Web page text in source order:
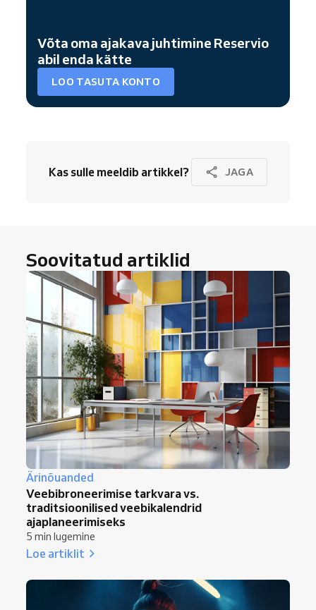
Võta oma ajakava juhtimine Reservio
abil enda kätte
LOO TASUTA KONTO
Kas sulle meeldib artikkel? JAGA
Soovitatud artiklid
Ärinõuanded
Veebibroneerimise tarkvara vs.
traditsioonilised veebikalendrid
ajaplaneerimiseks
5 min lugemine
Loe artiklit